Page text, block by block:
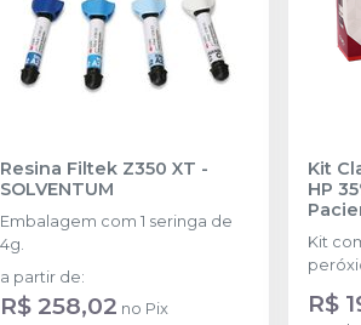
Resina Filtek Z350 XT -
SOLVENTUM
Embalagem com 1 seringa de
4g.
a partir de:
R$ 258,02 no Pix
Kit
HP
Kit
de
R$